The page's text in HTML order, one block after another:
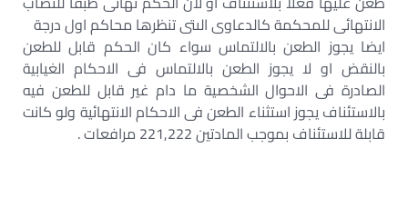
الانتهائى للمحكمة كالدعاوى الىتى تنظرها محاكم اول درجة
ايضا يجوز الطعن بالالتماس سواء كان الحكم قابل للطعن
بالنقض او لا يجوز الطعن بالالتماس فى الاحكام الغيابية
الصادرة فى الاحوال الشخصية ما دام غير قابل للطعن فيه
بالاستئناف يجوز استثناء الطعن فى الاحكام الانتهائية ولو كانت
قابلة للاستئناف بموجب المادتين 221,222 مرافعات .